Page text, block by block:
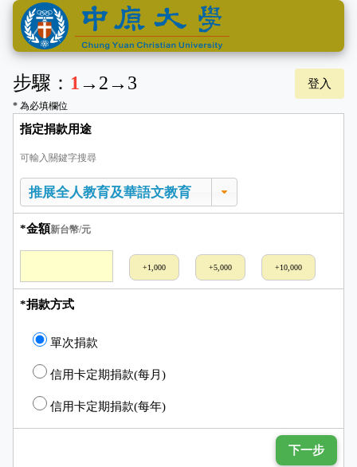
步驟： 1→ 2→ 3 登入
* 為必填欄位
指定捐款用途
可輸入關鍵字搜尋
*金額新台幣/元
+1,000 +5,000 +10,000
*捐款方式
單次捐款
信用卡定期捐款(每月)
信用卡定期捐款(每年)
下一步